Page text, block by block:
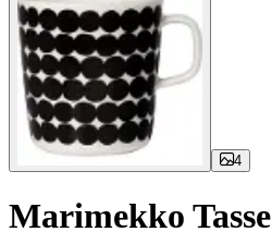
4
Marimekko